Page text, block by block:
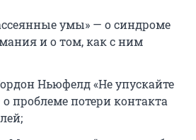
умы» — о синдроме
и о том, как с ним
Ньюфелд «Не упускайте
о проблеме потери контакта